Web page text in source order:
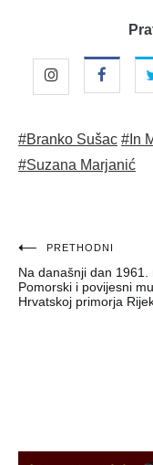
#Branko Sušac #In
#Suzana Marjanić
Navigacija
objava
PRETHODNI
Na današnji dan 1961.
Pomorski i povijesni
Hrvatskoj primorja